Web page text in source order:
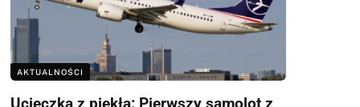
AKTUALNOŚCI
Ucieczka z piekła: Pierwszy samolot z